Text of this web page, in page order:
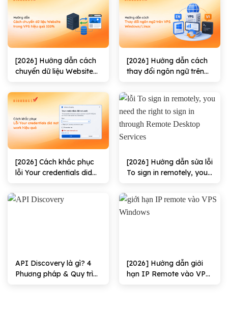
[2026] Hướng dẫn cách
chuyển dữ liệu Website
100%
[2026] Hướng dẫn cách
thay đổi ngôn ngữ trên
[2026] Cách khắc phục
lỗi Your credentials did
[2026] Hướng dẫn sửa lỗi
To sign in remotely, you
through Remote
Desktop Services hiệu
quả
API Discovery là gì? 4
Phương pháp & Quy trình
[2026] Hướng dẫn giới
hạn IP Remote vào VPS